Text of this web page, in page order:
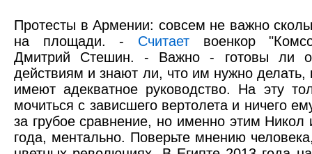
Протесты в Армении: совсем не важно
на площади. - Считает военкор
Дмитрий Стешин. - Важно - готовы ли
действиям и знают ли, что им нужно делать,
имеют адекватное руководство. На эту
мочиться с зависшего вертолета и ничего
за грубое сравнение, но именно этим Никол
года, ментально. Поверьте мнению